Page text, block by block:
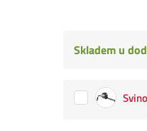
Skladem u